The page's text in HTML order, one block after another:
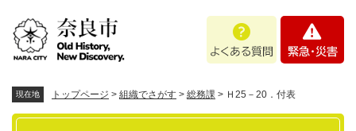
あ
問
・
現在地 トップページ > 組織でさがす > 総務課 > Ｈ25－20．付表
本